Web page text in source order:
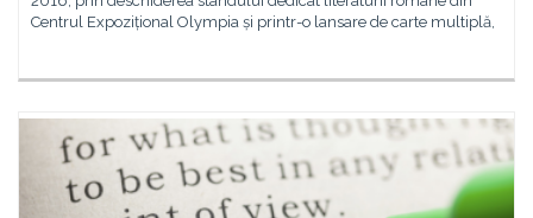
Centrul Expozițional Olympia și printr-o lansare de carte multiplă,